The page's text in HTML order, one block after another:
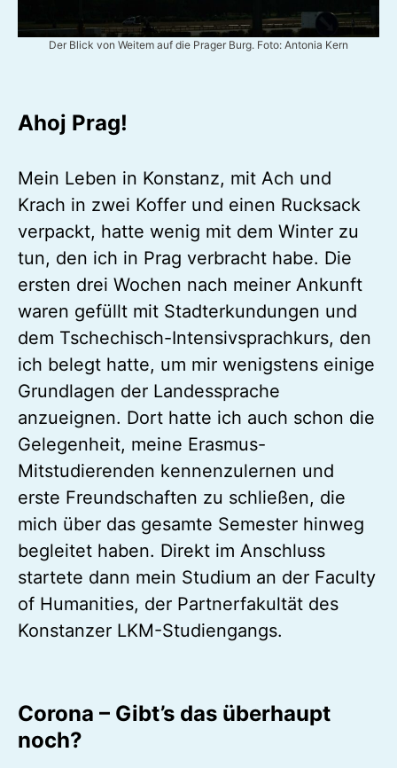
Der Blick von Weitem auf die Prager Burg. Foto: Antonia Kern
Ahoj Prag!
Mein Leben in Konstanz, mit Ach und
Krach in zwei Koffer und einen Rucksack
verpackt, hatte wenig mit dem Winter zu
tun, den ich in Prag verbracht habe. Die
ersten drei Wochen nach meiner Ankunft
waren gefüllt mit Stadterkundungen und
dem Tschechisch-Intensivsprachkurs, den
ich belegt hatte, um mir wenigstens einige
Grundlagen der Landessprache
anzueignen. Dort hatte ich auch schon die
Gelegenheit, meine Erasmus-
Mitstudierenden kennenzulernen und
erste Freundschaften zu schließen, die
mich über das gesamte Semester hinweg
begleitet haben. Direkt im Anschluss
Konstanzer LKM-Studiengangs.